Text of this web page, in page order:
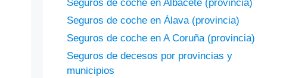
Seguros de coche en Albacete (provincia)
Seguros de coche en Álava (provincia)
Seguros de coche en A Coruña (provincia)
Seguros de decesos por provincias y
municipios